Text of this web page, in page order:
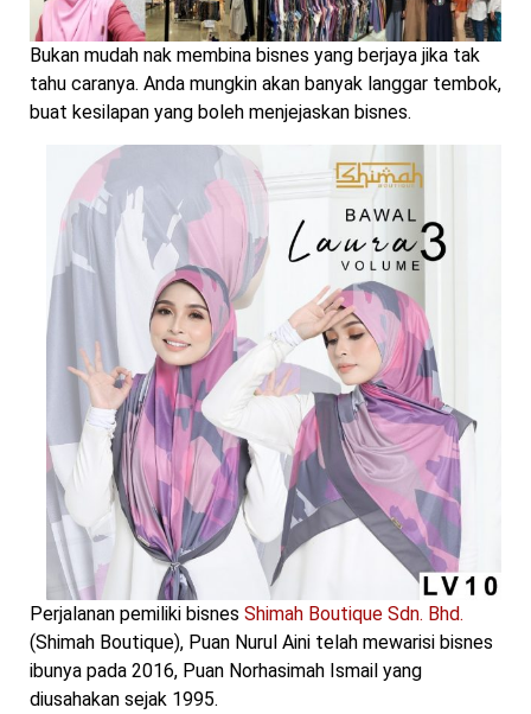
Bukan mudah nak membina bisnes yang berjaya jika tak
tahu caranya. Anda mungkin akan banyak langgar tembok,
buat kesilapan yang boleh menjejaskan bisnes.
Perjalanan pemiliki bisnes Shimah Boutique Sdn. Bhd.
(Shimah Boutique), Puan Nurul Aini telah mewarisi bisnes
ibunya pada 2016, Puan Norhasimah Ismail yang
diusahakan sejak 1995.